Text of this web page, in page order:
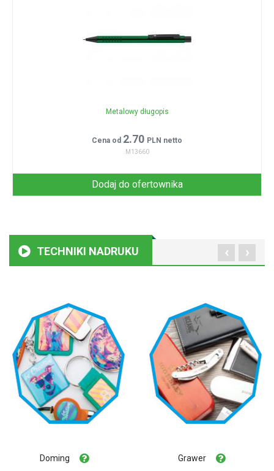
Metalowy długopis
Cena od 2.70 PLN netto
M13660
Dodaj do ofertownika
TECHNIKI NADRUKU
Doming Grawer
‹ ›